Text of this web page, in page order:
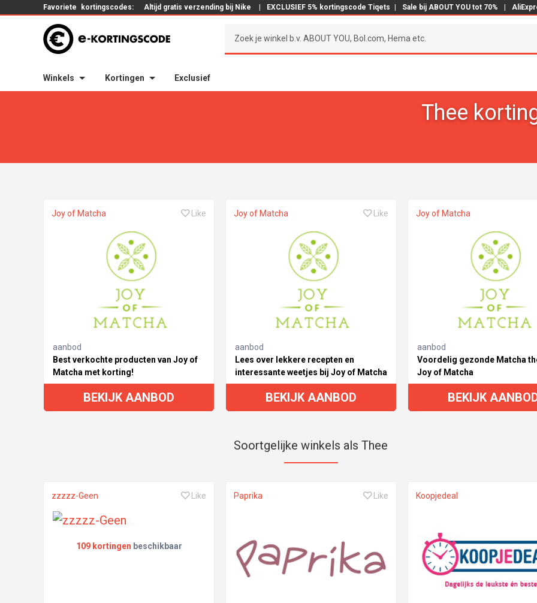
Favoriete kortingscodes: Altijd gratis verzending bij Nike EXCLUSIEF 5% kortingscode Tiqets Sale bij ABOUT YOU tot 70%
Winkels Kortingen Exclusief
Thee
Joy of Matcha Like
aanbod
Best verkochte producten van Joy of
Matcha met korting!
BEKIJK AANBOD
Joy of Matcha Like
aanbod
Lees over lekkere recepten en
interessante weetjes bij Joy of Matcha
BEKIJK AANBOD
Joy of Matcha
aanbod
Voordelig gezonde Matcha
Joy of Matcha
BEKIJK
Soortgelijke winkels als Thee
zzzzz-Geen Like
109 kortingen beschikbaar
Paprika Like Koopjedeal